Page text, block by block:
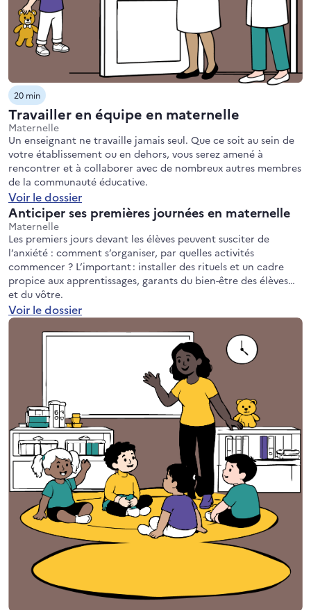
20 min
Travailler en équipe en maternelle
Maternelle
Un enseignant ne travaille jamais seul. Que ce soit au sein de
votre établissement ou en dehors, vous serez amené à
rencontrer et à collaborer avec de nombreux autres membres
de la communauté éducative.
Voir le dossier
Anticiper ses premières journées en maternelle
Maternelle
Les premiers jours devant les élèves peuvent susciter de
l’anxiété : comment s’organiser, par quelles activités
commencer ? L’important : installer des rituels et un cadre
propice aux apprentissages, garants du bien-être des élèves…
et du vôtre.
Voir le dossier